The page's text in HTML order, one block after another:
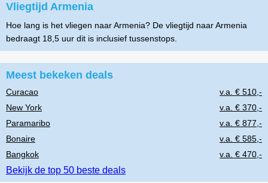
Vliegtijd Armenia
Hoe lang is het vliegen naar Armenia? De vliegtijd naar Armenia
bedraagt 18,5 uur dit is inclusief tussenstops.
Meest bekeken deals
Curacao
v.a. € 510,-
New York
v.a. € 370,-
Paramaribo
v.a. € 877,-
Bonaire
v.a. € 585,-
Bangkok
v.a. € 470,-
Bekijk de top 50 beste deals